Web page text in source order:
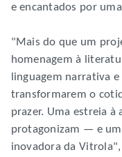
e encantados por
"Mais do que um
homenagem à
linguagem narrativa
transformarem o
prazer. Uma estreia à
protagonizam — e
inovadora da